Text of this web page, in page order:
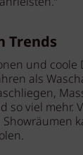
Trends
und coole
als
so viel mehr.